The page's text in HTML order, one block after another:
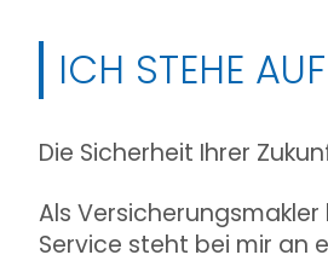
ICH STEHE
Die Sicherheit Ihrer
Als
Service steht bei mir an